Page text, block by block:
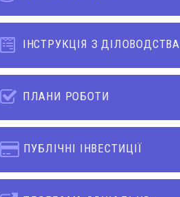
ІНСТРУКЦІЯ З ДІЛОВОДСТВА
ПЛАНИ РОБОТИ
ПУБЛІЧНІ ІНВЕСТИЦІЇ